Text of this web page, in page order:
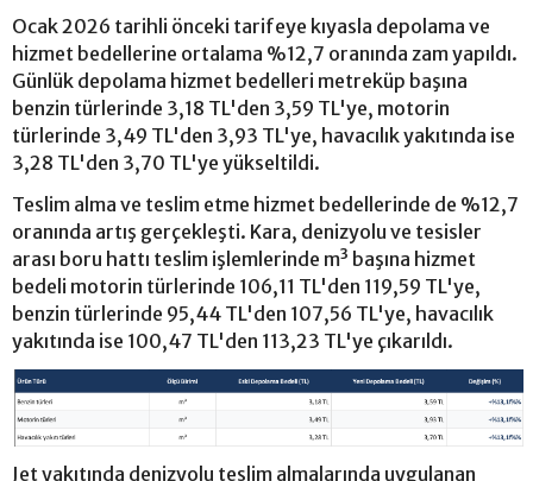
Ocak 2026 tarihli önceki tarifeye kıyasla depolama ve
hizmet bedellerine ortalama %12,7 oranında zam yapıldı.
Günlük depolama hizmet bedelleri metreküp başına
benzin türlerinde 3,18 TL'den 3,59 TL'ye, motorin
türlerinde 3,49 TL'den 3,93 TL'ye, havacılık yakıtında ise
3,28 TL'den 3,70 TL'ye yükseltildi.
Teslim alma ve teslim etme hizmet bedellerinde de %12,7
oranında artış gerçekleşti. Kara, denizyolu ve tesisler
arası boru hattı teslim işlemlerinde m³ başına hizmet
bedeli motorin türlerinde 106,11 TL'den 119,59 TL'ye,
benzin türlerinde 95,44 TL'den 107,56 TL'ye, havacılık
yakıtında ise 100,47 TL'den 113,23 TL'ye çıkarıldı.
Jet yakıtında denizyolu teslim almalarında uygulanan